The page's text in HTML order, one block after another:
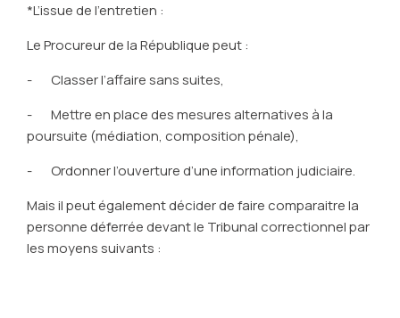
*L’issue de l’entretien :
Le Procureur de la République peut :
- Classer l’affaire sans suites,
- Mettre en place des mesures alternatives à la
poursuite (médiation, composition pénale),
- Ordonner l’ouverture d’une information judiciaire.
Mais il peut également décider de faire comparaitre la
personne déferrée devant le Tribunal correctionnel par
les moyens suivants :